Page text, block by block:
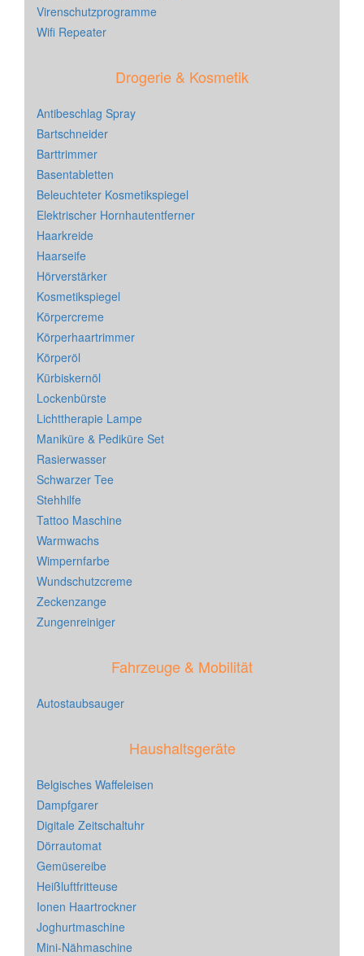
Virenschutzprogramme
Wifi Repeater
Drogerie & Kosmetik
Antibeschlag Spray
Bartschneider
Barttrimmer
Basentabletten
Beleuchteter Kosmetikspiegel
Elektrischer Hornhautentferner
Haarkreide
Haarseife
Hörverstärker
Kosmetikspiegel
Körpercreme
Körperhaartrimmer
Körperöl
Kürbiskernöl
Lockenbürste
Lichttherapie Lampe
Maniküre & Pediküre Set
Rasierwasser
Schwarzer Tee
Stehhilfe
Tattoo Maschine
Warmwachs
Wimpernfarbe
Wundschutzcreme
Zeckenzange
Zungenreiniger
Fahrzeuge & Mobilität
Autostaubsauger
Haushaltsgeräte
Belgisches Waffeleisen
Dampfgarer
Digitale Zeitschaltuhr
Dörrautomat
Gemüsereibe
Heißluftfritteuse
Ionen Haartrockner
Joghurtmaschine
Mini-Nähmaschine